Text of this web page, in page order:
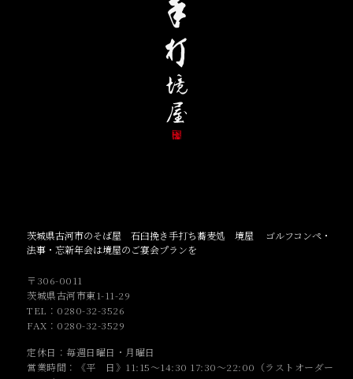
茨城県古河市のそば屋 石臼挽き手打ち蕎麦処 境屋 ゴルフコンペ・
法事・忘新年会は境屋のご宴会プランを
〒306-0011
茨城県古河市東1-11-29
TEL：0280-32-3526
FAX：0280-32-3529
定休日：毎週日曜日・ 月曜日
営業時間：《平 日》11:15～14:30 17:30～22:00（ラストオーダー